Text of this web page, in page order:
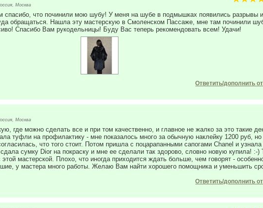
Москва
спасибо, что починили мою шубу! У меня на шубе в подмышках появились разрывы
обращаться. Нашла эту мастерскую в Смоленском Пассаже, мне там починили
Спасибо Вам рукодельницы! Буду Вас теперь рекомендовать всем! Удачи!
Ответить/дополнить
Москва
где можно сделать все и при том качественно, и главное не жалко за это такие
туфли на профилактику - мне показалось много за обычную наклейку 1200 руб, но
что того стоит. Потом пришла с поцарапанными сапогами Chanel и узнала
сумку Dior на покраску и мне ее сделали так здорово, словно новую купила! :-)
мастерской. Плохо, что иногда приходится ждать больше, чем говорят -
у мастера много работы. Желаю Вам найти хорошего помощника и уменьшить
Ответить/дополнить